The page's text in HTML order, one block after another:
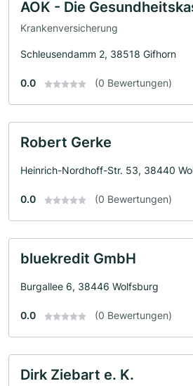
AOK - Die
Krankenversicherung
Schleusendamm 2, 38518 Gifhorn
0.0 (0 Bewertungen)
Robert Gerke
Heinrich-Nordhoff-Str. 53, 38440
0.0 (0 Bewertungen)
bluekredit GmbH
Burgallee 6, 38446 Wolfsburg
0.0 (0 Bewertungen)
Dirk Ziebart e. K.